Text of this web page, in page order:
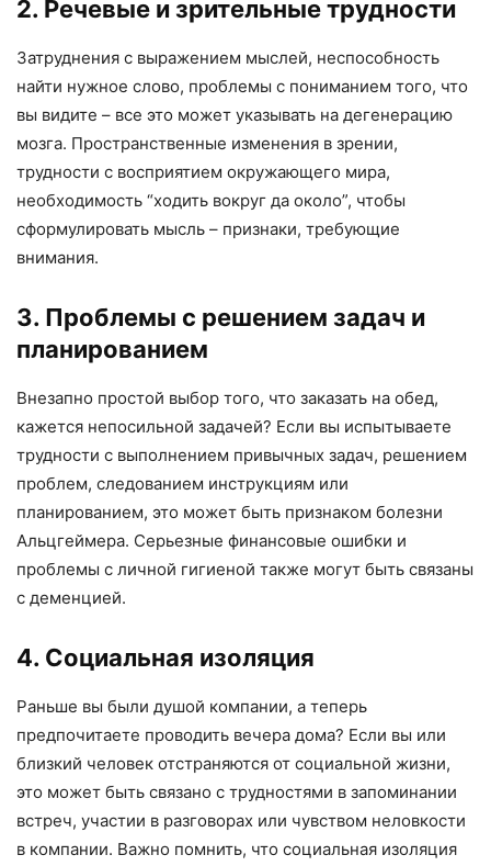
2. Речевые и зрительные трудности
Затруднения с выражением мыслей, неспособность
найти нужное слово, проблемы с пониманием того, что
вы видите – все это может указывать на дегенерацию
мозга. Пространственные изменения в зрении,
трудности с восприятием окружающего мира,
необходимость “ходить вокруг да около”, чтобы
сформулировать мысль – признаки, требующие
внимания.
3. Проблемы с решением задач и
планированием
Внезапно простой выбор того, что заказать на обед,
кажется непосильной задачей? Если вы испытываете
трудности с выполнением привычных задач, решением
проблем, следованием инструкциям или
планированием, это может быть признаком болезни
Альцгеймера. Серьезные финансовые ошибки и
проблемы с личной гигиеной также могут быть связаны
с деменцией.
4. Социальная изоляция
Раньше вы были душой компании, а теперь
предпочитаете проводить вечера дома? Если вы или
близкий человек отстраняются от социальной жизни,
это может быть связано с трудностями в запоминании
встреч, участии в разговорах или чувством неловкости
в компании. Важно помнить, что социальная изоляция